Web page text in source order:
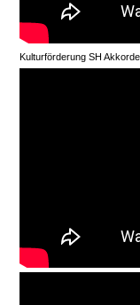
Kulturförderung SH